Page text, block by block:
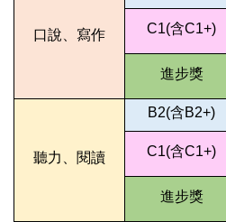
口說、寫作 C1(含C1+)
進步獎
聽力、閱讀
B2(含B2+)
C1(含C1+)
進步獎